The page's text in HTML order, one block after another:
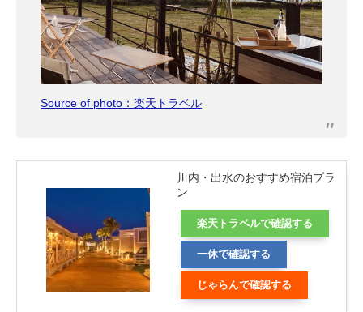
Source of photo：楽天トラベル
川内・出水のおすすめ宿泊プラ
ン
楽天トラベルで確認する
一休で確認する
じゃらんで確認する